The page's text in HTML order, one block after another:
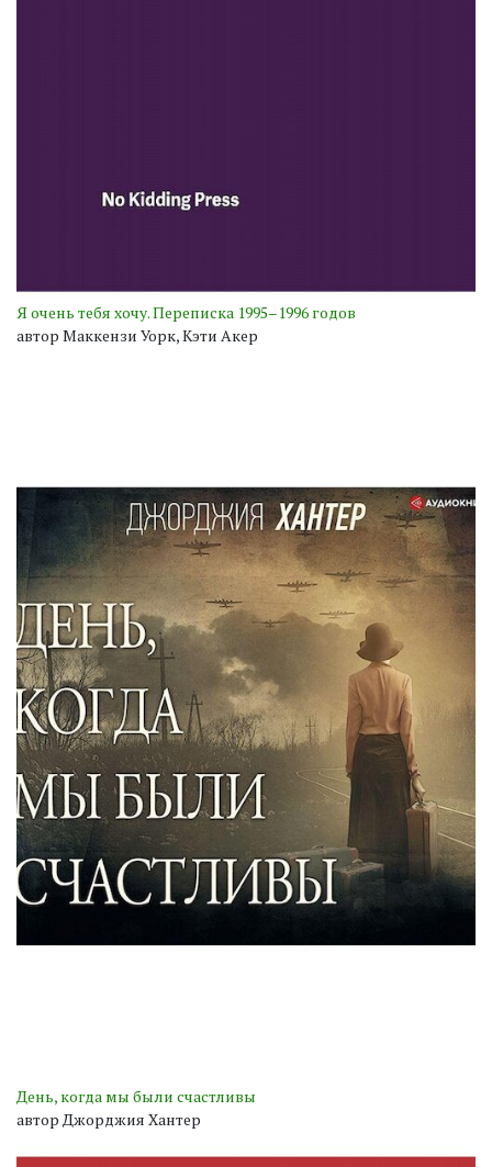
Я очень тебя хочу. Переписка 1995–1996 годов
автор Маккензи Уорк, Кэти Акер
День, когда мы были счастливы
автор Джорджия Хантер